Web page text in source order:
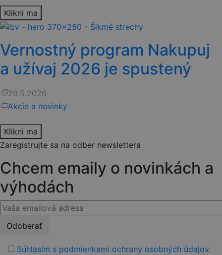
Klikni ma
Vernostný program Nakupuj
a užívaj 2026 je spustený
access_time29.5.2026
folder_openAkcie a novinky
Klikni ma
Zaregistrujte sa na odber newslettera
Chcem emaily o novinkách a
výhodách
Please
this Súhlasím s podmienkami ochrany osobných údajov.